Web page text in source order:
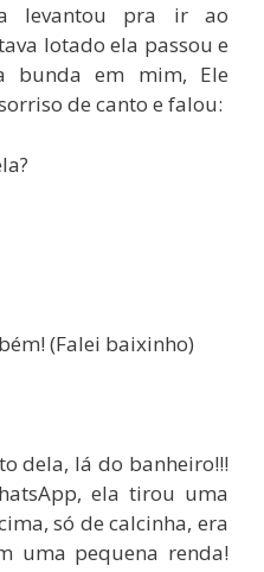
levantou pra ir ao
lotado ela passou e
bunda em mim, Ele
de canto e falou:
(Falei baixinho)
dela, lá do banheiro!!!
ela tirou uma
só de calcinha, era
uma pequena renda!